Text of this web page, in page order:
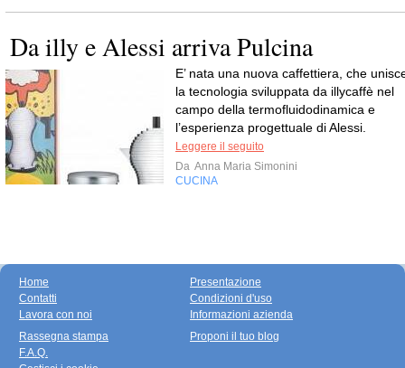
Da illy e Alessi arriva Pulcina
E’ nata una nuova caffettiera, che
la tecnologia sviluppata da illycaffè nel
campo della termofluidodinamica e
l’esperienza progettuale di Alessi.
Leggere il seguito
Da Anna Maria Simonini
CUCINA
Home
Contatti
Lavora con noi
Presentazione
Condizioni d'uso
Informazioni azienda
Rassegna stampa
F.A.Q.
Proponi il tuo blog